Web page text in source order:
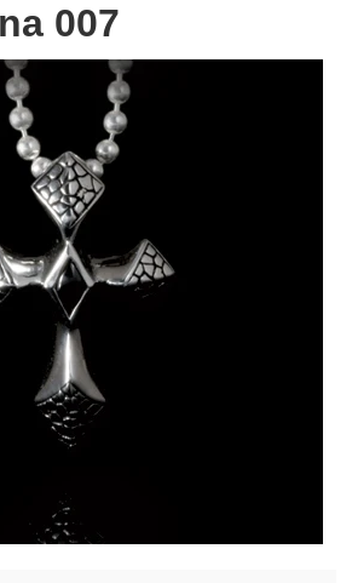
007